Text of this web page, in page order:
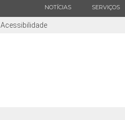
ESTADO
NOTÍCIAS ESTADO
SERVIÇOS
Acessibilidade